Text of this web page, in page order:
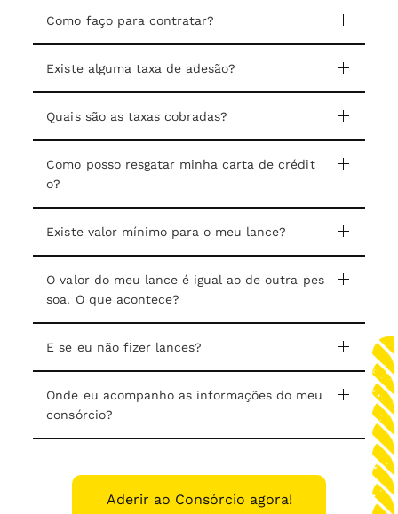
Como faço para contratar?
Existe alguma taxa de adesão?
Quais são as taxas cobradas?
Como posso resgatar minha carta de crédit
o?
Existe valor mínimo para o meu lance?
O valor do meu lance é igual ao de outra pes
soa. O que acontece?
E se eu não fizer lances?
Onde eu acompanho as informações do meu
consórcio?
Aderir ao Consórcio agora!